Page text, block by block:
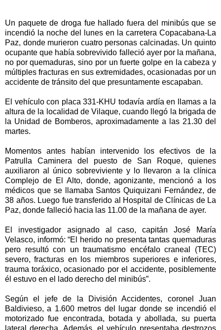
Un paquete de droga fue hallado fuera del minibús que se
incendió la noche del lunes en la carretera Copacabana-La
Paz, donde murieron cuatro personas calcinadas. Un quinto
ocupante que había sobrevivido falleció ayer por la mañana,
no por quemaduras, sino por un fuerte golpe en la cabeza y
múltiples fracturas en sus extremidades, ocasionadas por un
accidente de tránsito del que presuntamente escapaban.
El vehículo con placa 331-KHU todavía ardía en llamas a la
altura de la localidad de Vilaque, cuando llegó la brigada de
la Unidad de Bomberos, aproximadamente a las 21.30 del
martes.
Momentos antes habían intervenido los efectivos de la
Patrulla Caminera del puesto de San Roque, quienes
auxiliaron al único sobreviviente y lo llevaron a la clínica
Complejo de El Alto, donde, agonizante, mencionó a los
médicos que se llamaba Santos Quiquizani Fernández, de
38 años. Luego fue transferido al Hospital de Clínicas de La
Paz, donde falleció hacia las 11.00 de la mañana de ayer.
El investigador asignado al caso, capitán José María
Velasco, informó: “El herido no presenta tantas quemaduras
pero resultó con un traumatismo encéfalo craneal (TEC)
severo, fracturas en los miembros superiores e inferiores,
trauma toráxico, ocasionado por el accidente, posiblemente
él estuvo en el lado derecho del minibús”.
Según el jefe de la División Accidentes, coronel Juan
Baldivieso, a 1.600 metros del lugar donde se incendió el
motorizado fue encontrada, botada y abollada, su puerta
lateral derecha. Además, el vehículo presentaba destrozos